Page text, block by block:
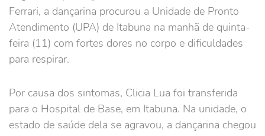
Ferrari, a dançarina procurou a Unidade de Pronto
Atendimento (UPA) de Itabuna na manhã de quinta-
feira (11) com fortes dores no corpo e dificuldades
para respirar.
Por causa dos sintomas, Clicia Lua foi transferida
para o Hospital de Base, em Itabuna. Na unidade, o
estado de saúde dela se agravou, a dançarina chegou